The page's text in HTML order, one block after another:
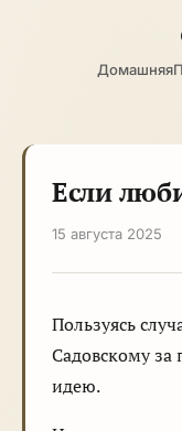
Домашняя
Если
15 августа 2025
Пользуясь
Садовскому за
идею.